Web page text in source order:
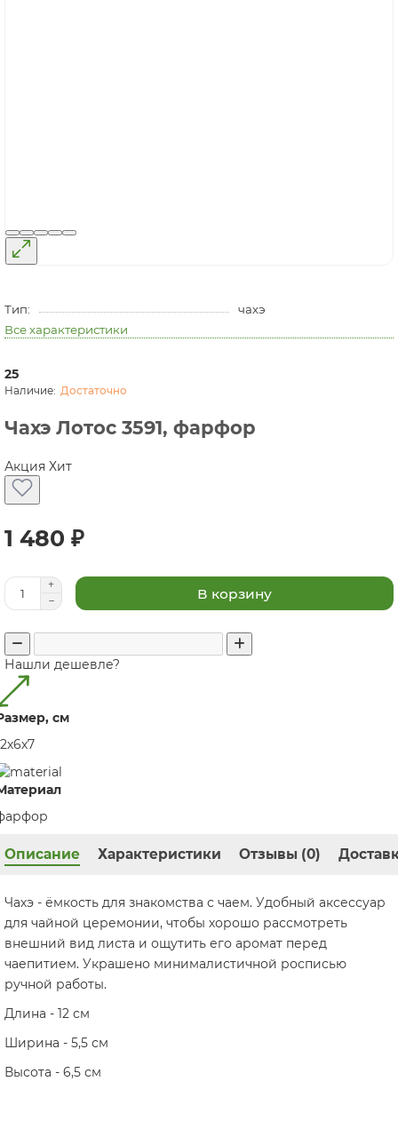
Тип:
чахэ
Все характеристики
25
Достаточно
Чахэ Лотос 3591, фарфор
Акция Хит
1 480 ₽
В корзину
Нашли дешевле?
см
Описание Характеристики Отзывы (0)
Чахэ - ёмкость для знакомства с чаем. Удобный аксессуар
для чайной церемонии, чтобы хорошо рассмотреть
внешний вид листа и ощутить его аромат перед
чаепитием. Украшено минималистичной росписью
ручной работы.
Длина - 12 см
Ширина - 5,5 см
Высота - 6,5 см